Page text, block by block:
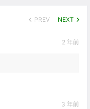
PREV NEXT
2 年前
3 年前